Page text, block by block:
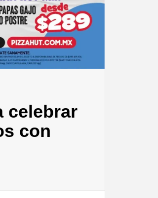
celebrar
con